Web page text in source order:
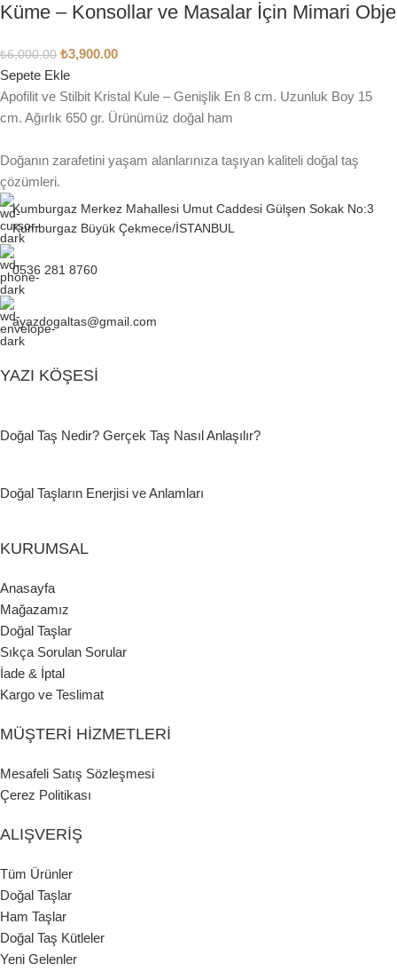
Küme – Konsollar ve Masalar İçin Mimari Obje
₺6,000.00 ₺3,900.00
Sepete Ekle
Apofilit ve Stilbit Kristal Kule – Genişlik En 8 cm. Uzunluk Boy 15
cm. Ağırlık 650 gr. Ürünümüz doğal ham
Doğanın zarafetini yaşam alanlarınıza taşıyan kaliteli doğal taş
çözümleri.
Kumburgaz Merkez Mahallesi Umut Caddesi Gülşen Sokak No:3
Kumburgaz Büyük Çekmece/İSTANBUL
0536 281 8760
ayazdogaltas@gmail.com
YAZI KÖŞESI
Doğal Taş Nedir? Gerçek Taş Nasıl Anlaşılır?
Doğal Taşların Enerjisi ve Anlamları
KURUMSAL
Anasayfa
Mağazamız
Doğal Taşlar
Sıkça Sorulan Sorular
İade & İptal
Kargo ve Teslimat
MÜŞTERI HIZMETLERI
Mesafeli Satış Sözleşmesi
Çerez Politikası
ALIŞVERIŞ
Tüm Ürünler
Doğal Taşlar
Ham Taşlar
Doğal Taş Kütleler
Yeni Gelenler